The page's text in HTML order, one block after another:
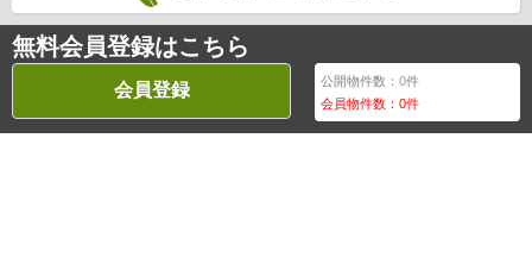
無料会員登録はこちら
会員登録 公開物件数：0件
会員物件数：0件